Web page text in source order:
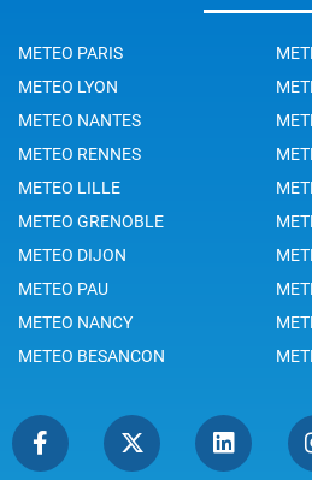
METEO PARIS
METEO LYON
METEO NANTES
METEO RENNES
METEO LILLE
METEO GRENOBLE
METEO DIJON
METEO PAU
METEO NANCY
METEO BESANCON